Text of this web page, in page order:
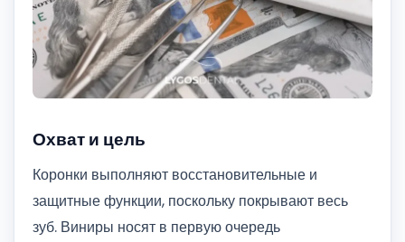
Охват и цель
Коронки выполняют восстановительные и
защитные функции, поскольку покрывают весь
зуб. Виниры носят в первую очередь